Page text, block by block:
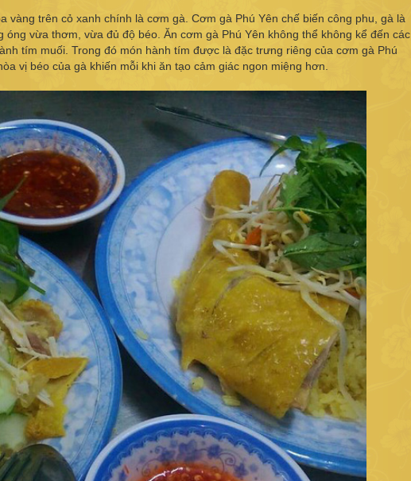
vàng trên cỏ xanh chính là cơm gà. Cơm gà Phú Yên chế biến công phu, gà là
vừa thơm, vừa đủ độ béo. Ăn cơm gà Phú Yên không thể không kể đến các
tím muối. Trong đó món hành tím được là đặc trưng riêng của cơm gà Phú
vị béo của gà khiến mỗi khi ăn tạo cảm giác ngon miệng hơn.